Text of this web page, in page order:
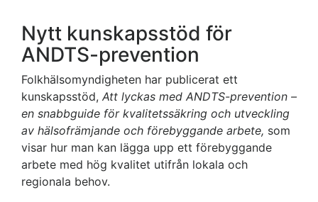
Nytt kunskapsstöd för
ANDTS-prevention
Folkhälsomyndigheten har publicerat ett
kunskapsstöd, Att lyckas med ANDTS-prevention –
en snabbguide för kvalitetssäkring och utveckling
av hälsofrämjande och förebyggande arbete, som
visar hur man kan lägga upp ett förebyggande
arbete med hög kvalitet utifrån lokala och
regionala behov.